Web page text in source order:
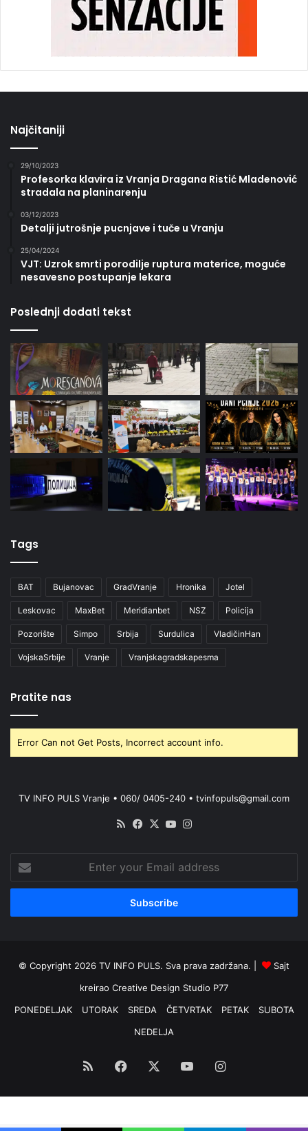
Najčitaniji
29/10/2023
Profesorka klavira iz Vranja Dragana Ristić Mladenović
stradala na planinarenju
03/12/2023
Detalji jutrošnje pucnjave i tuče u Vranju
25/04/2024
VJT: Uzrok smrti porodilje ruptura materice, moguće
nesavesno postupanje lekara
Poslednji dodati tekst
Tags
BAT Bujanovac GradVranje Hronika Jotel
Leskovac MaxBet Meridianbet NSZ Policija
Pozorište Simpo Srbija Surdulica VladičinHan
VojskaSrbije Vranje Vranjskagradskapesma
Pratite nas
Error Can not Get Posts, Incorrect account info.
TV INFO PULS Vranje • 060/ 0405-240 • tvinfopuls@gmail.com
RSS Facebook
X YouTube
your
Email
© Copyright 2026 TV INFO PULS. Sva prava zadržana. |
Sajt
kreirao Creative Design Studio P77
PONEDELJAK
UTORAK SREDA ČETVRTAK PETAK
SUBOTA
NEDELJA
RSS Facebook YouTubeInstagram